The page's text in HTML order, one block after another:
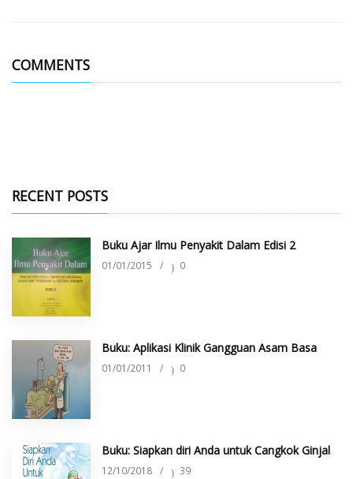
COMMENTS
RECENT POSTS
Buku Ajar Ilmu Penyakit Dalam Edisi 2
01/01/2015 / 0
Buku: Aplikasi Klinik Gangguan Asam Basa
01/01/2011 / 0
Buku: Siapkan diri Anda untuk Cangkok Ginjal
12/10/2018 / 39